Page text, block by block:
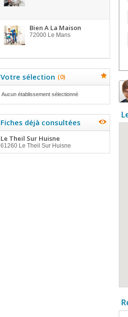
Bien A La Maison
72000 Le Mans
Votre sélection (0)
Aucun établissement sélectionné
Fiches déjà consultées
Le Theil Sur Huisne
61260 Le Theil Sur Huisne